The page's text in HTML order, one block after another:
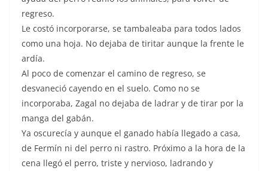
regreso.
Le costó incorporarse, se tambaleaba para todos lados
como una hoja. No dejaba de tiritar aunque la frente le
ardía.
Al poco de comenzar el camino de regreso, se
desvaneció cayendo en el suelo. Como no se
incorporaba, Zagal no dejaba de ladrar y de tirar por la
manga del gabán.
Ya oscurecía y aunque el ganado había llegado a casa,
de Fermín ni del perro ni rastro. Próximo a la hora de la
cena llegó el perro, triste y nervioso, ladrando y